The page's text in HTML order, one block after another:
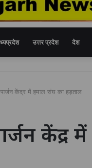
उत्तर प्रदेश देश
केंद्र में हमाल संघ का हड़ताल
केंद्र